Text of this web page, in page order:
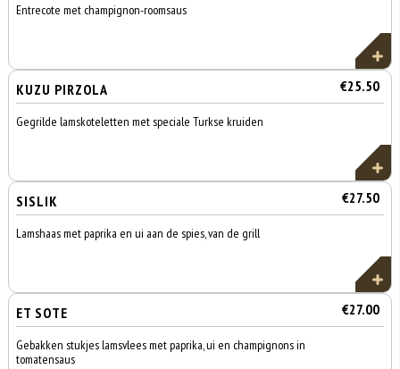
Entrecote met champignon-roomsaus
KUZU PIRZOLA €25.50
Gegrilde lamskoteletten met speciale Turkse kruiden
SISLIK €27.50
Lamshaas met paprika en ui aan de spies, van de grill
ET SOTE €27.00
Gebakken stukjes lamsvlees met paprika, ui en champignons in
tomatensaus